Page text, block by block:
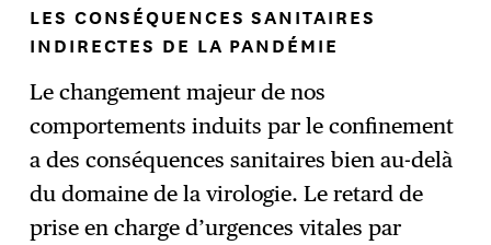
LES CONSÉQUENCES SANITAIRES
INDIRECTES DE LA PANDÉMIE
Le changement majeur de nos
comportements induits par le confinement
a des conséquences sanitaires bien au-delà
du domaine de la virologie. Le retard de
prise en charge d’urgences vitales par